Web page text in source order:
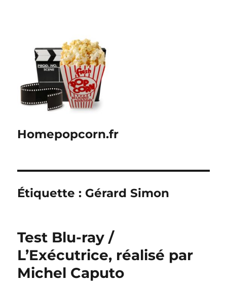
Homepopcorn.fr
Étiquette : Gérard Simon
Test Blu-ray /
L’Exécutrice, réalisé par
Michel Caputo